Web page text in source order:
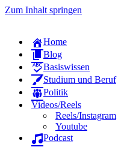
Zum Inhalt springen
Home
Blog
Basiswissen
Studium und Beruf
Politik
Videos/Reels
Reels/Instagram
Youtube
Podcast